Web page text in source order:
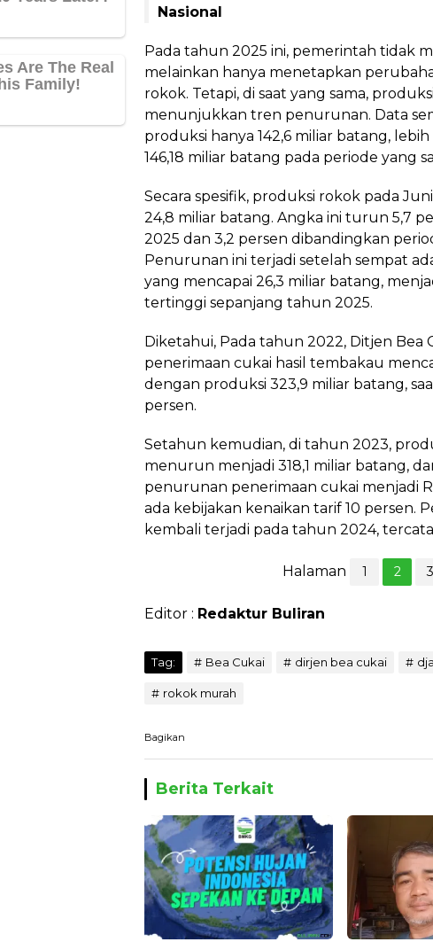
Nasional
Pada tahun 2025 ini, pemerintah tidak
melainkan hanya menetapkan
rokok. Tetapi, di saat yang sama,
menunjukkan tren penurunan. Data
produksi hanya 142,6 miliar batang,
146,18 miliar batang pada periode yang
Secara spesifik, produksi rokok pada
24,8 miliar batang. Angka ini turun 5,7
2025 dan 3,2 persen dibandingkan
Penurunan ini terjadi setelah sempat
yang mencapai 26,3 miliar batang,
tertinggi sepanjang tahun 2025.
Diketahui, Pada tahun 2022, Ditjen Bea
penerimaan cukai hasil tembakau
dengan produksi 323,9 miliar batang,
persen.
Setahun kemudian, di tahun 2023,
menurun menjadi 318,1 miliar batang,
penurunan penerimaan cukai menjadi
ada kebijakan kenaikan tarif 10 persen.
kembali terjadi pada tahun 2024,
Halaman 1 2 3
Editor : Redaktur Buliran
Tag: Bea Cukai dirjen bea cukai
rokok murah
Bagikan
Berita Terkait